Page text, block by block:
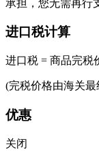
承担，您无需再行
进口税计算
进口税 = 商品完税
(完税价格由海关最
优惠
关闭